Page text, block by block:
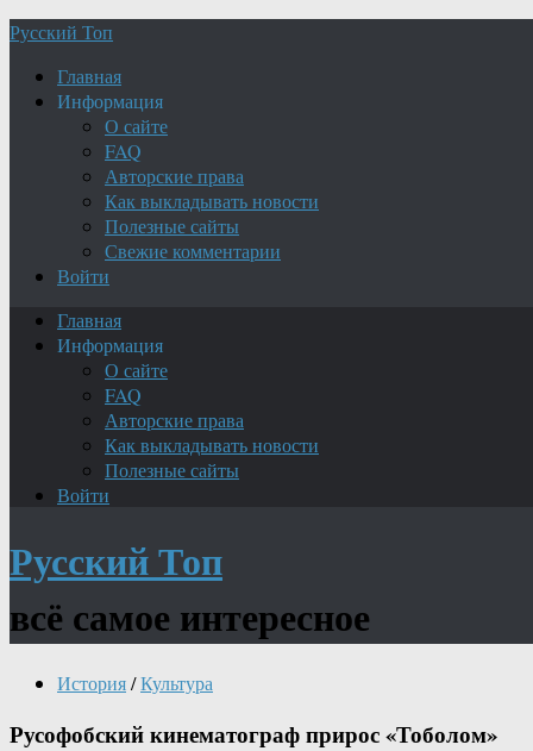
Русский Топ
Главная
Информация
О сайте
FAQ
Авторские права
Как выкладывать новости
Полезные сайты
Свежие комментарии
Войти
Главная
Информация
О сайте
FAQ
Авторские права
Как выкладывать новости
Полезные сайты
Войти
Русский Топ
всё самое интересное
История/Культура
Русофобский кинематограф прирос «Тоболом»